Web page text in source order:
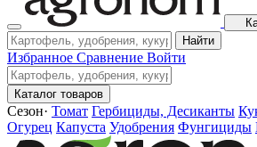
Найти
Избранное Сравнение Войти
Каталог товаров
Сезон· Томат Гербициды, Десиканты
Огурец Капуста Удобрения Фунгициды